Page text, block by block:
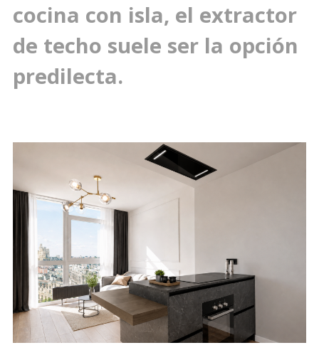
cocina con isla, el extractor
de techo suele ser la opción
predilecta.